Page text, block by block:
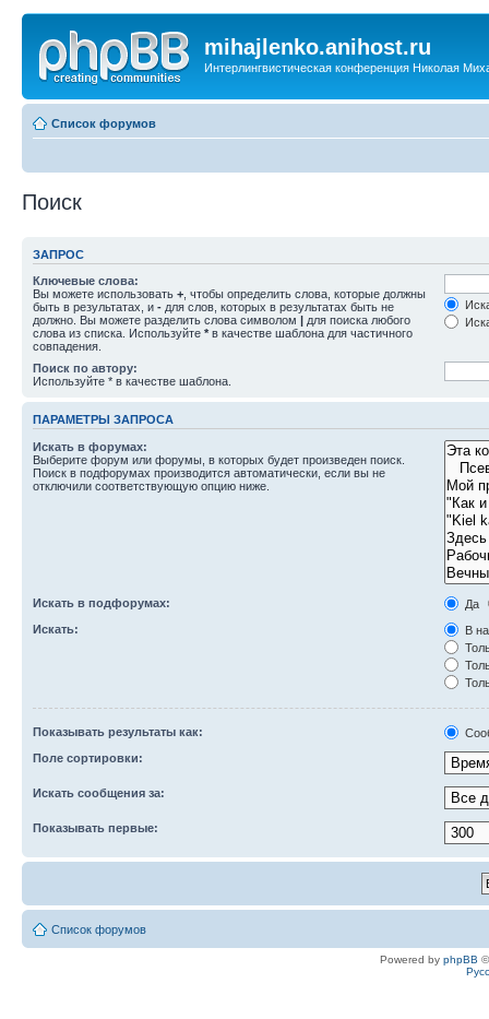
mihajlenko.anihost.ru
Интерлингвистическая конференция Николая
Список форумов
Поиск
ЗАПРОС
Ключевые слова:
Вы можете использовать + , чтобы определить слова, которые должны
быть в результатах, и - для слов, которых в результатах быть не
должно. Вы можете разделить слова символом | для поиска любого
слова из списка. Используйте * в качестве шаблона для частичного
совпадения.
Поиск по автору:
Используйте * в качестве шаблона.
ПАРАМЕТРЫ ЗАПРОСА
Искать в форумах:
Выберите форум или форумы, в которых будет произведен поиск.
Поиск в подфорумах производится автоматически, если вы не
отключили соответствующую опцию ниже.
Искать в подфорумах:
Да
Искать:
В
Показывать результаты как:
Поле сортировки:
Искать сообщения за:
Показывать первые:
Список форумов
Powered by phpBB